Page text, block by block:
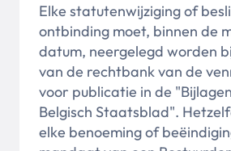
Elke statutenwijziging of
ontbinding moet, binnen de
datum, neergelegd worden
van de rechtbank van de
voor publicatie in de
Belgisch Staatsblad".
elke benoeming of